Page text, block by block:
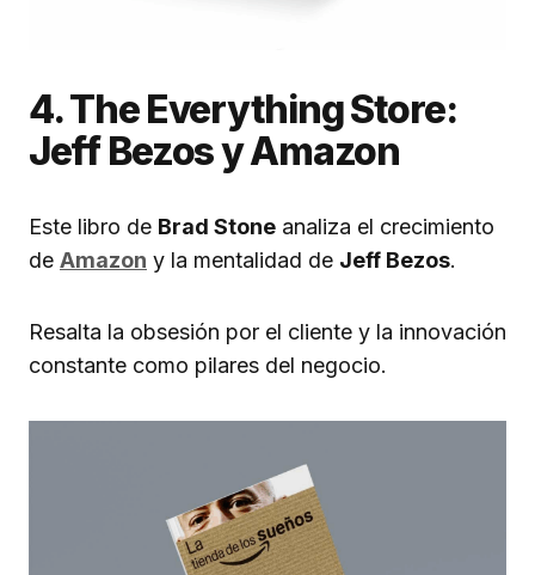
4. The Everything Store:
Jeff Bezos y Amazon
Este libro de Brad Stone analiza el crecimiento
de Amazon y la mentalidad de Jeff Bezos.
Resalta la obsesión por el cliente y la innovación
constante como pilares del negocio.